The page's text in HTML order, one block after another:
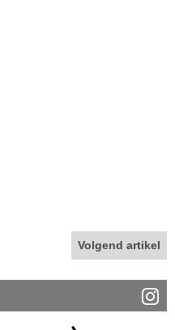
Volgend artikel